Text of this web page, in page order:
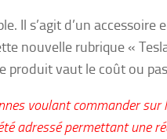
Il s’agit d’un
nouvelle rubrique «
produit vaut le coût ou
voulant commander
adressé permettant une